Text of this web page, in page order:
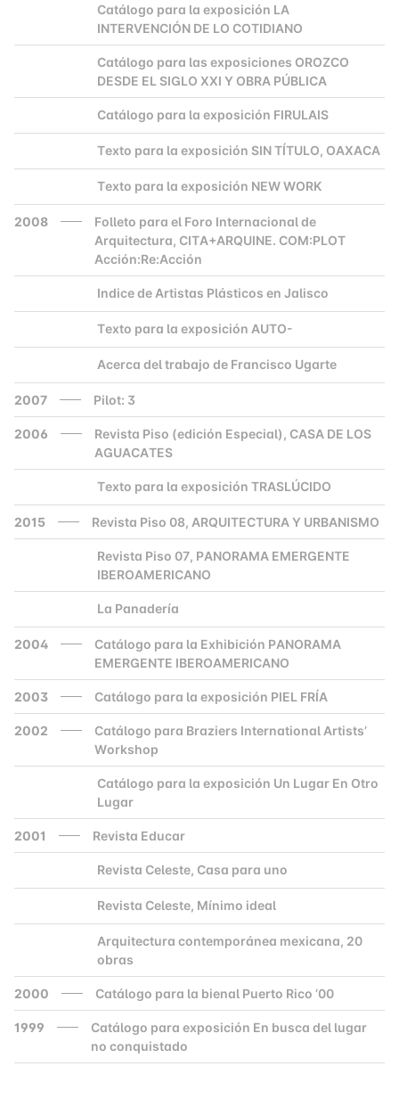
Catálogo para la exposición LA
INTERVENCIÓN DE LO COTIDIANO
Catálogo para las exposiciones OROZCO
DESDE EL SIGLO XXI Y OBRA PÚBLICA
Catálogo para la exposición FIRULAIS
Texto para la exposición SIN TÍTULO, OAXACA
Texto para la exposición NEW WORK
2008
Folleto para el Foro Internacional de
Arquitectura, CITA+ARQUINE. COM:PLOT
Acción:Re:Acción
Indice de Artistas Plásticos en Jalisco
Texto para la exposición AUTO-
Acerca del trabajo de Francisco Ugarte
2007 Pilot: 3
2006
Revista Piso (edición Especial), CASA DE LOS
AGUACATES
Texto para la exposición TRASLÚCIDO
2015 Revista Piso 08, ARQUITECTURA Y URBANISMO
Revista Piso 07, PANORAMA EMERGENTE
IBEROAMERICANO
La Panadería
2004
Catálogo para la Exhibición PANORAMA
EMERGENTE IBEROAMERICANO
2003 Catálogo para la exposición PIEL FRÍA
2002
Catálogo para Braziers International Artists’
Workshop
Catálogo para la exposición Un Lugar En Otro
Lugar
2001 Revista Educar
Revista Celeste, Casa para uno
Revista Celeste, Mínimo ideal
Arquitectura contemporánea mexicana, 20
obras
2000 Catálogo para la bienal Puerto Rico ’00
1999
Catálogo para exposición En busca del lugar
no conquistado